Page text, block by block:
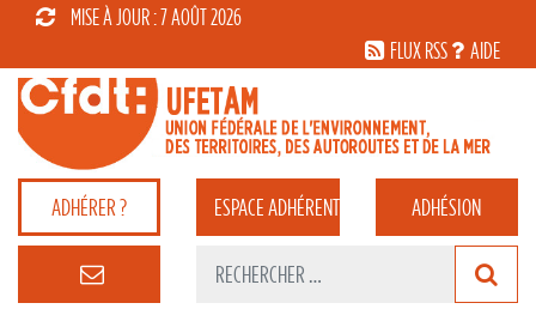
MISE À JOUR : 7 AOÛT 2026
FLUX RSS
AIDE
ADHÉRER ? ESPACEADHÉRENT ADHÉSION